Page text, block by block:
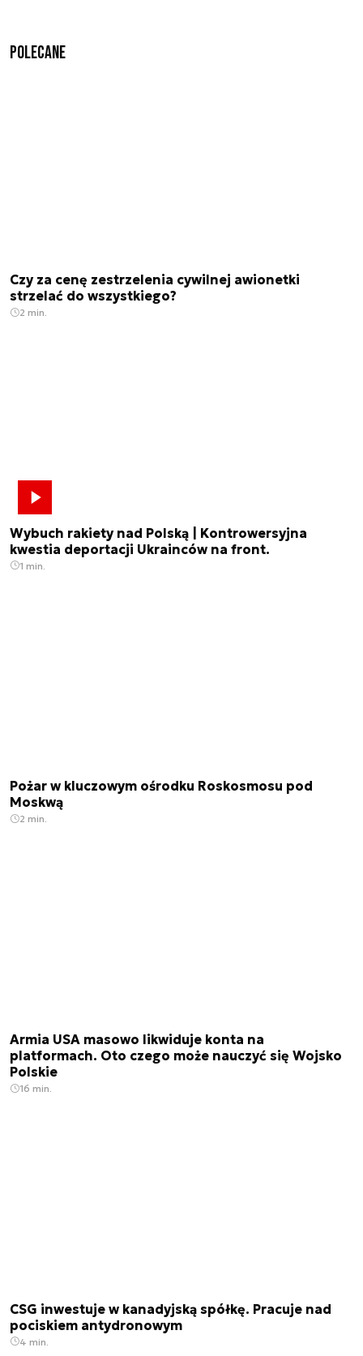
Polecane
Czy za cenę zestrzelenia cywilnej awionetki
strzelać do wszystkiego?
2 min.
Wybuch rakiety nad Polską | Kontrowersyjna
kwestia deportacji Ukrainców na front.
1 min.
Pożar w kluczowym ośrodku Roskosmosu pod
Moskwą
2 min.
Armia USA masowo likwiduje konta na
platformach. Oto czego może nauczyć się Wojsko
Polskie
16 min.
CSG inwestuje w kanadyjską spółkę. Pracuje nad
pociskiem antydronowym
4 min.